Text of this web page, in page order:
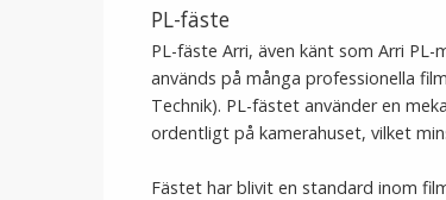
PL-fäste
PL-fäste Arri, även känt som Arri
används på många professionella
Technik). PL-fästet använder en
ordentligt på kamerahuset, vilket
Fästet har blivit en standard inom